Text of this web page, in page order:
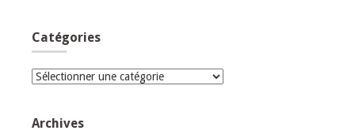
Catégories
Catégories
Archives